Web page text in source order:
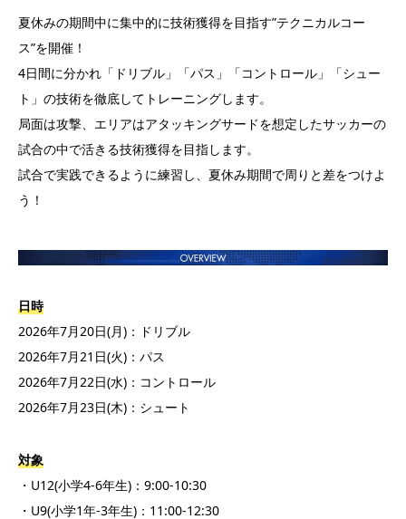
夏休みの期間中に集中的に技術獲得を目指す”テクニカルコー
ス”を開催！
4日間に分かれ「ドリブル」「パス」「コントロール」「シュー
ト」の技術を徹底してトレーニングします。
局面は攻撃、エリアはアタッキングサードを想定したサッカーの
試合の中で活きる技術獲得を目指します。
試合で実践できるように練習し、夏休み期間で周りと差をつけよ
う！
日時
2026年7月20日(月)：ドリブル
2026年7月21日(火)：パス
2026年7月22日(水)：コントロール
2026年7月23日(木)：シュート
対象
・U12(小学4-6年生)：9:00-10:30
・U9(小学1年-3年生)：11:00-12:30